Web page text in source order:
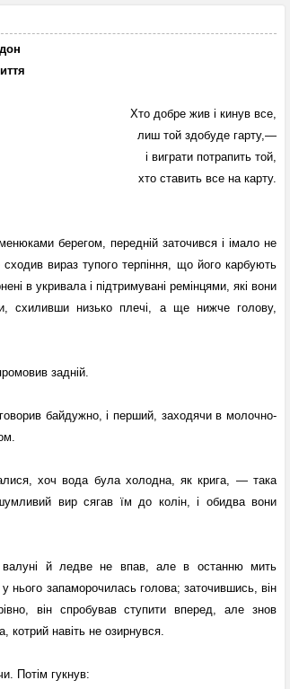
Хто добре жив і кинув все,
лиш той здобуде гарту,—
і виграти потрапить той,
хто ставить все на карту.
берегом, передній заточився і імало не
вираз тупого терпіння, що його карбують
в укривала і підтримувані ремінцями, які вони
схиливши низько плечі, а ще нижче голову,
задній.
байдужно, і перший, заходячи в молочно-
хоч вода була холодна, як крига, — така
вир сягав їм до колін, і обидва вони
й ледве не впав, але в останню мить
запаморочилась голова; заточившись, він
він спробував ступити вперед, але знов
котрий навіть не озирнувся.
Потім гукнув: